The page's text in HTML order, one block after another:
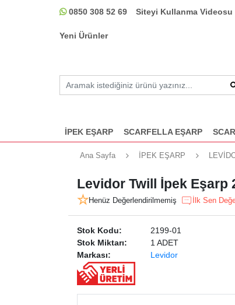
0850 308 52 69 Siteyi Kullanma Videosu
Yeni Ürünler
İPEK EŞARP SCARFELLA EŞARP
Ana Sayfa İPEK EŞARP
Levidor Twill İpek Eşarp
Henüz Değerlendirilmemiş İlk Sen
Stok Kodu:
2199-01
Stok Miktarı:
1 ADET
Markası:
Levidor